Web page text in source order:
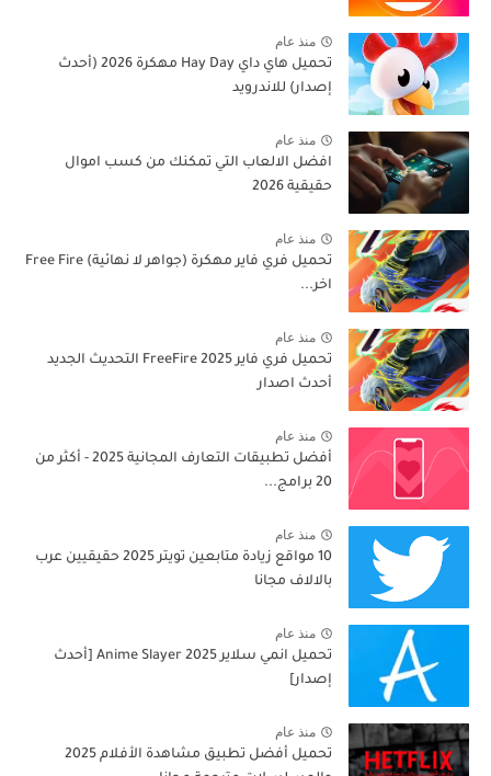
منذ عام
تحميل هاي داي Hay Day مهكرة 2026 (أحدث
إصدار) للاندرويد
منذ عام
افضل الالعاب التي تمكنك من كسب اموال
حقيقية 2026
منذ عام
تحميل فري فاير مهكرة (جواهر لا نهائية) Free Fire
اخر...
منذ عام
تحميل فري فاير 2025 FreeFire التحديث الجديد
أحدث اصدار
منذ عام
أفضل تطبيقات التعارف المجانية 2025 - أكثر من
20 برامج...
منذ عام
10 مواقع زيادة متابعين تويتر 2025 حقيقيين عرب
بالالاف مجانا
منذ عام
تحميل انمي سلاير 2025 Anime Slayer [أحدث
إصدار]
منذ عام
تحميل أفضل تطبيق مشاهدة الأفلام 2025